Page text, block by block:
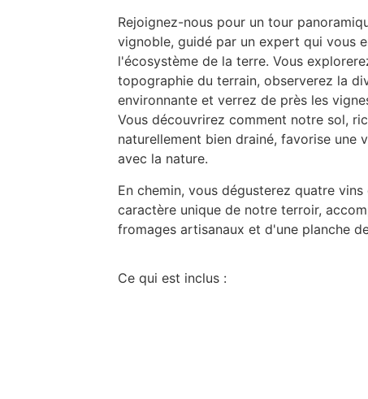
Rejoignez-nous pour un tour
vignoble, guidé par un expert qui vous
l'écosystème de la terre. Vous
topographie du terrain, observerez la
environnante et verrez de près les
Vous découvrirez comment notre sol,
naturellement bien drainé, favorise une
avec la nature.
En chemin, vous dégusterez quatre
caractère unique de notre terroir,
fromages artisanaux et d'une planche
Ce qui est inclus :